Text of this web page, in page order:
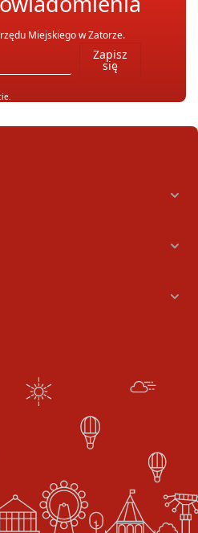
Miejskiego w Zatorze.
Zapisz
się